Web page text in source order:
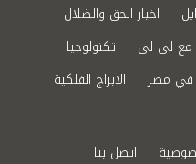
اخبار الحق والضلال
مع لى لى
تكنولوجيا
في مصر
الابراج الفلكية
اتصل بنا